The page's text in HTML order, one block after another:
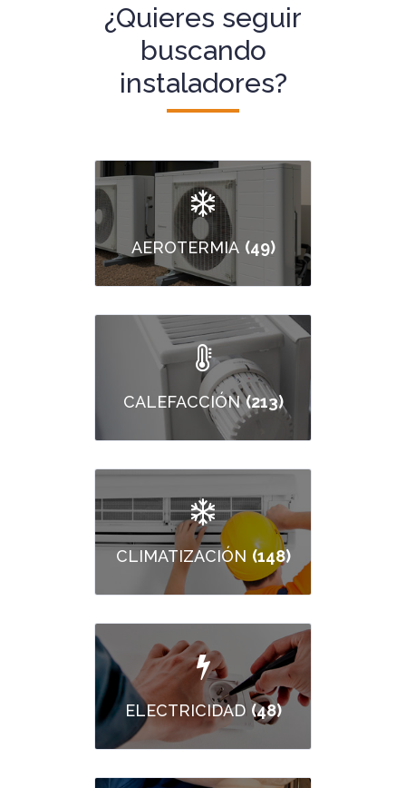
¿Quieres seguir
buscando
instaladores?
AEROTERMIA (49)
CALEFACCIÓN (213)
CLIMATIZACIÓN (148)
ELECTRICIDAD (48)